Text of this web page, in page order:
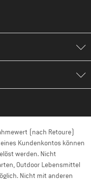
(nach Retoure)
Kundenkontos können
werden. Nicht
Outdoor Lebensmittel
Nicht mit anderen